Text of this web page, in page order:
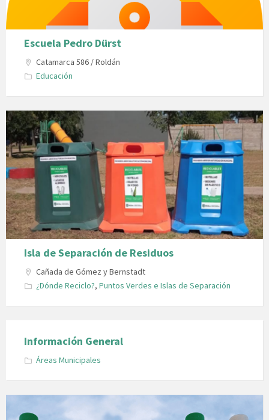
Escuela Pedro Dürst
Catamarca 586 / Roldán
Educación
Isla de Separación de Residuos
Cañada de Gómez y Bernstadt
¿Dónde Reciclo?, Puntos Verdes e Islas de Separación
Información General
Áreas Municipales